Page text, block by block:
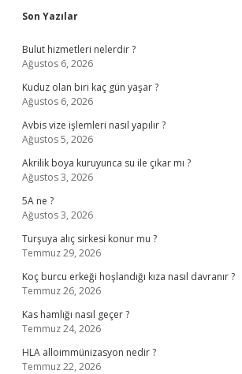
Sidebar
Son Yazılar
Bulut hizmetleri nelerdir ?
Ağustos 6, 2026
Kuduz olan biri kaç gün yaşar ?
Ağustos 6, 2026
Avbis vize işlemleri nasıl yapılır ?
Ağustos 5, 2026
Akrilik boya kuruyunca su ile çıkar mı ?
Ağustos 3, 2026
5A ne ?
Ağustos 3, 2026
Turşuya alıç sirkesi konur mu ?
Temmuz 29, 2026
Koç burcu erkeği hoşlandığı kıza nasıl davranır ?
Temmuz 26, 2026
Kas hamlığı nasıl geçer ?
Temmuz 24, 2026
HLA alloimmünizasyon nedir ?
Temmuz 22, 2026